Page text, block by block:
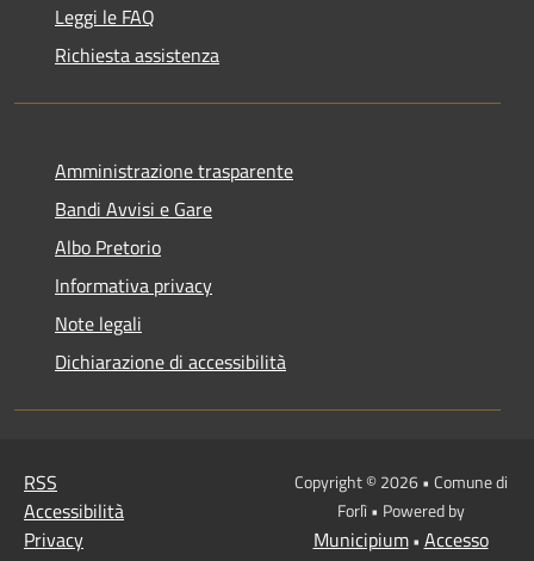
Leggi le FAQ
Richiesta assistenza
Amministrazione trasparente
Bandi Avvisi e Gare
Albo Pretorio
Informativa privacy
Note legali
Dichiarazione di accessibilità
RSS
Accessibilità
Privacy
Copyright © 2026 • Comune di
Forlì • Powered by
Municipium• Accesso